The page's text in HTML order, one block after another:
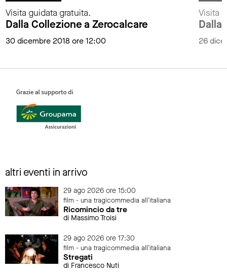
Visita guidata gratuita.
Dalla Collezione a Zerocalcare
30 dicembre 2018 ore 12:00
Visita
Dalla
26
altri eventi in arrivo
29 ago 2026 ore 15:00
film - una tragicommedia all'italiana
Ricomincio da tre
di Massimo Troisi
29 ago 2026 ore 17:30
film - una tragicommedia all'italiana
Stregati
di Francesco Nuti